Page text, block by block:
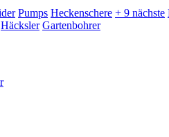
Pumps Heckenschere + 9 nächste
Häcksler Gartenbohrer